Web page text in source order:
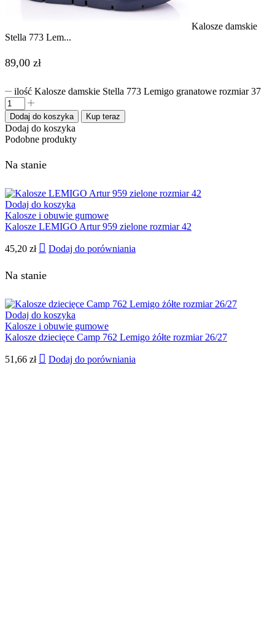
Kalosze damskie
Stella 773 Lem...
89,00 zł
ilość Kalosze damskie Stella 773 Lemigo granatowe rozmiar 37
Dodaj do koszyka Kup teraz
Dodaj do koszyka
Podobne produkty
Na stanie
Dodaj do koszyka
Kalosze i obuwie gumowe
Kalosze LEMIGO Artur 959 zielone rozmiar 42
45,20 zł Dodaj do porówniania
Na stanie
Dodaj do koszyka
Kalosze i obuwie gumowe
Kalosze dziecięce Camp 762 Lemigo żółte rozmiar 26/27
51,66 zł Dodaj do porówniania